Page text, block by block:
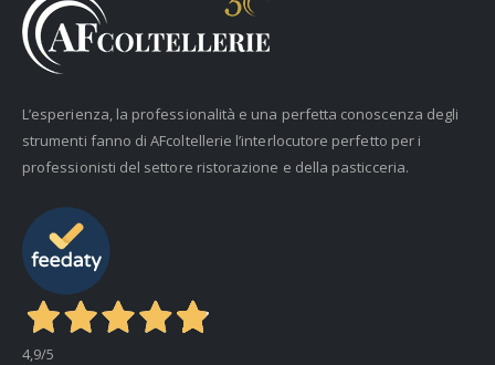
L’esperienza, la professionalità e una perfetta conoscenza degli
strumenti fanno di AFcoltellerie l’interlocutore perfetto per i
professionisti del settore ristorazione e della pasticceria.
4,9/5